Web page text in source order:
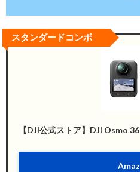
【DJI公式ストア】DJI Osmo
スタンダードコンボ